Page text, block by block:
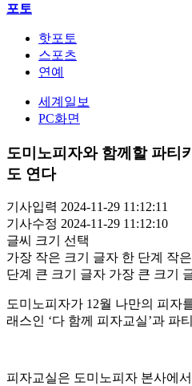
포토
핫포토
스포츠
연예
세계일보
PC화면
도미노피자와 함께할 파티
도 연다
기사입력 2024-11-29 11:12:11
기사수정 2024-11-29 11:12:10
글씨 크기 선택
가장 작은 크기 글자 한 단계 작
단계 큰 크기 글자 가장 큰 크기
도미노피자가 12월 나만의 피자
래스인 ‘다 함께 피자교실’과 파
피자교실은 도미노피자 본사에